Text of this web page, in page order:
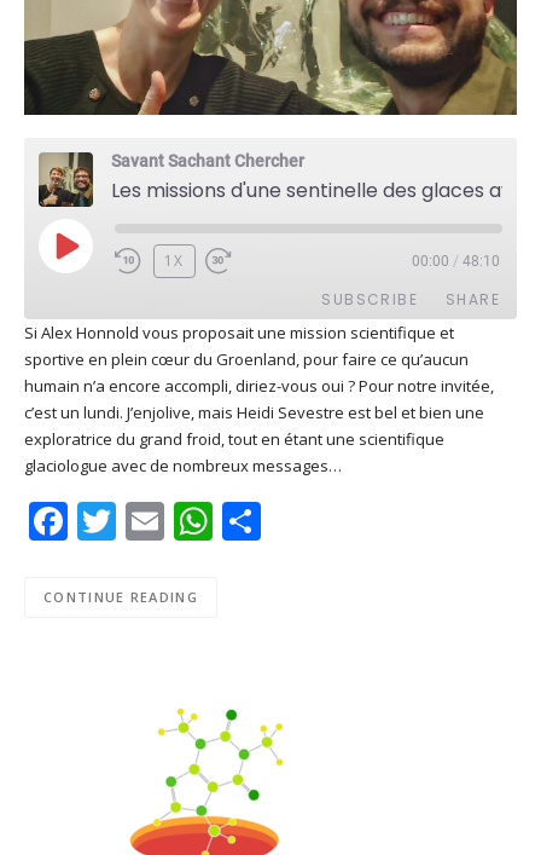
Savant Sachant Chercher
PLAY
EPISODE
1X 00:00 / 48:10
SUBSCRIBE SHARE
Apple Podcasts Deezer
Google Play PocketCasts
Podcast Addict RSS
Spotify
RSS FEED
SHARE
LINK
EMBED
Si Alex Honnold vous proposait une mission scientifique et
sportive en plein cœur du Groenland, pour faire ce qu’aucun
humain n’a encore accompli, diriez-vous oui ? Pour notre invitée,
c’est un lundi. J’enjolive, mais Heidi Sevestre est bel et bien une
exploratrice du grand froid, tout en étant une scientifique
glaciologue avec de nombreux messages…
Facebook
Twitter
EmailWhatsApp
CONTINUE READING